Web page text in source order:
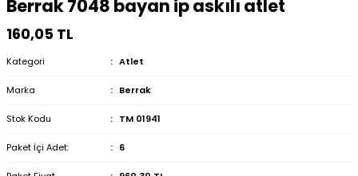
Berrak 7048 bayan ip askılı atlet
160,05 TL
Kategori Atlet
Marka Berrak
Stok Kodu TM 01941
Paket İçi Adet: 6